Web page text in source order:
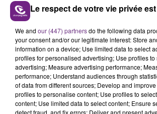
LA CENTRALE NUCLÉAIRE DE
TOUJOURS À L'ARRÊT
Cela fait déjà une semaine que la
nucléaire ardennaise est à l'arrêt.
justifiée par la sécheresse intense
Le respect de votre vie privée
We and our (447) partnersdo the following data
your consent and/or our legitimate interest: Store
information on a device; Use limited data to select
profiles for personalised advertising; Use profiles
advertising; Measure advertising performance;
performance; Understand audiences through
of data from different sources; Develop and
profiles to personalise content; Use profiles to
content; Use limited data to select content; Ensure
detect fraud, and fix errors; Deliver and present